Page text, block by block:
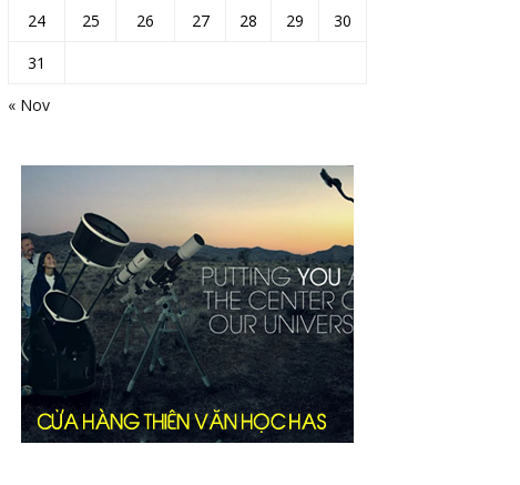
« Nov
24
25 26 27 28 29
30
31